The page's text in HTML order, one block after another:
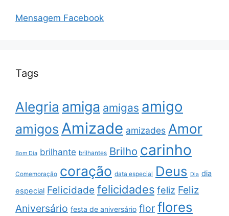
Mensagem Facebook
Tags
Alegria amiga amigas amigo
amigos Amizade amizades Amor
Bom Dia brilhante brilhantes Brilho carinho
Comemoração coração data especial Deus Dia dia
especial Felicidade felicidades feliz Feliz
Aniversário festa de aniversário flor flores